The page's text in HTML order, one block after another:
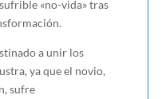
«no-vida» tras
a unir los
ya que el novio,
sufre